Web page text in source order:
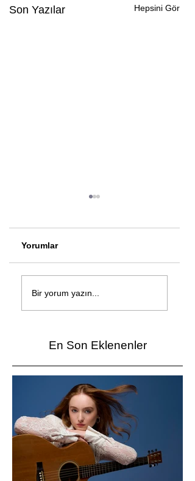
Son Yazılar Hepsini Gör
yeni şarkı: Bir Ev
Yorumlar
Bir yorum yazın...
En Son Eklenenler